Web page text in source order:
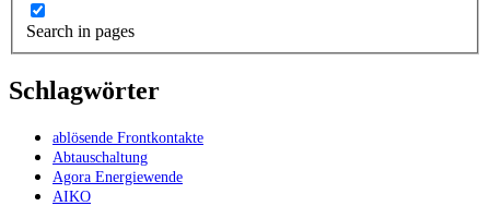
Search in pages
Schlagwörter
ablösende Frontkontakte
Abtauschaltung
Agora Energiewende
AIKO